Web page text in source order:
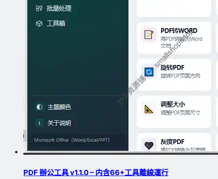
PDF 辦公工具 v1.1.0 – 内含66+工具離線運行